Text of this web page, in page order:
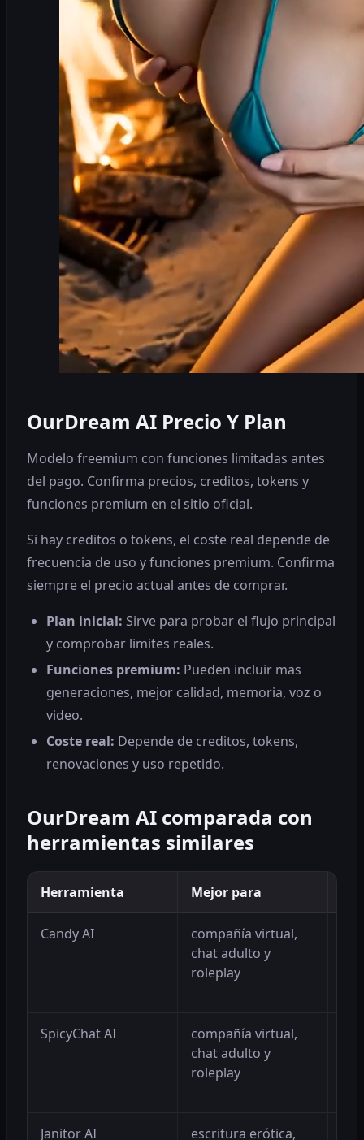
OurDream AI Precio Y Plan
Modelo freemium con funciones limitadas antes
del pago. Confirma precios, creditos, tokens y
funciones premium en el sitio oficial.
Si hay creditos o tokens, el coste real depende de
frecuencia de uso y funciones premium. Confirma
siempre el precio actual antes de comprar.
Plan inicial: Sirve para probar el flujo principal
y comprobar limites reales.
Funciones premium: Pueden incluir mas
generaciones, mejor calidad, memoria, voz o
video.
Coste real: Depende de creditos, tokens,
renovaciones y uso repetido.
OurDream AI comparada con
herramientas similares
Herramienta Mejor para
Candy AI
compañía virtual,
chat adulto y
roleplay
SpicyChat AI
compañía virtual,
chat adulto y
roleplay
Janitor AI
escritura erótica,